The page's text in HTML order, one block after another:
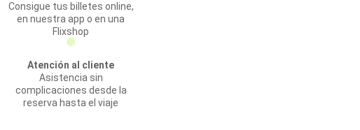
Consigue tus billetes online,
en nuestra app o en una
Flixshop
Atención al cliente
Asistencia sin
complicaciones desde la
reserva hasta el viaje